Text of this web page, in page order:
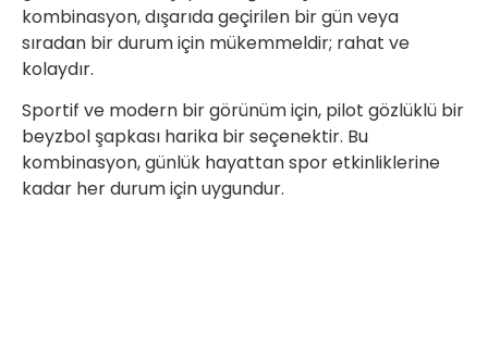
kombinasyon, dışarıda geçirilen bir gün veya
sıradan bir durum için mükemmeldir; rahat ve
kolaydır.
Sportif ve modern bir görünüm için, pilot gözlüklü bir
beyzbol şapkası harika bir seçenektir. Bu
kombinasyon, günlük hayattan spor etkinliklerine
kadar her durum için uygundur.